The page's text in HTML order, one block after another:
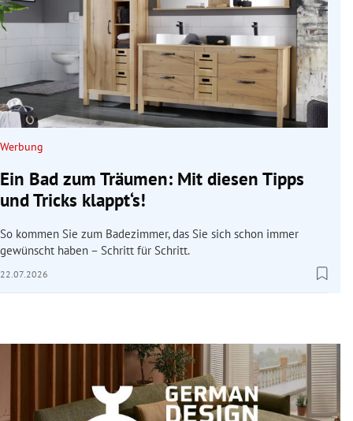
Werbung
Ein Bad zum Träumen: Mit diesen Tipps
und Tricks klappt‘s!
So kommen Sie zum Badezimmer, das Sie sich schon immer
gewünscht haben – Schritt für Schritt.
22.07.2026